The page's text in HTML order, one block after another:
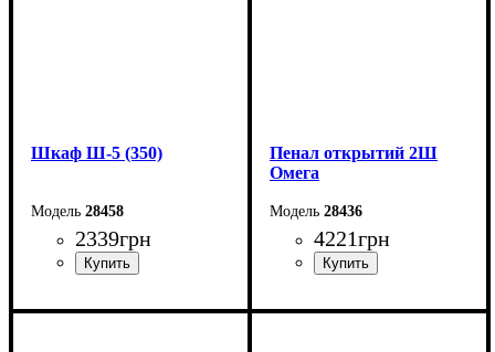
Шкаф Ш-5 (350)
28458
2339грн
Ширина: 350 см
Пенал открытий 2Ш
Омега
28436
4221грн
Ширина: 43,4 см